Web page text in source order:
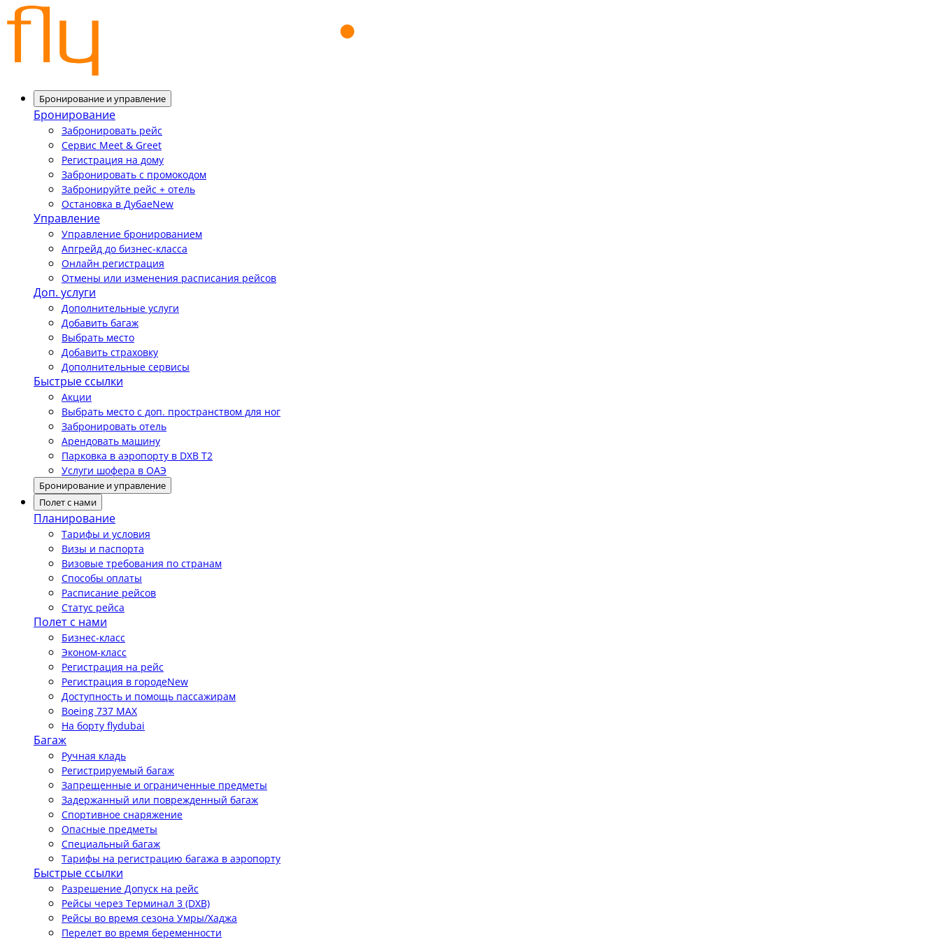
Бронирование и управление
Бронирование
Забронировать рейс
Сервис Meet & Greet
Регистрация на дому
Забронировать с промокодом
Забронируйте рейс + отель
Остановка в ДубаеNew
Управление
Управление бронированием
Апгрейд до бизнес-класса
Онлайн регистрация
Отмены или изменения расписания рейсов
Доп. услуги
Дополнительные услуги
Добавить багаж
Выбрать место
Добавить страховку
Дополнительные сервисы
Быстрые ссылки
Акции
Выбрать место с доп. пространством для ног
Забронировать отель
Арендовать машину
Парковка в аэропорту в DXB T2
Услуги шофера в ОАЭ
Бронирование и управление
Полет с нами
Планирование
Тарифы и условия
Визы и паспорта
Визовые требования по странам
Способы оплаты
Расписание рейсов
Статус рейса
Полет с нами
Бизнес-класс
Эконом-класс
Регистрация на рейс
Регистрация в городеNew
Доступность и помощь пассажирам
Boeing 737 MAX
На борту flydubai
Багаж
Ручная кладь
Регистрируемый багаж
Запрещенные и ограниченные предметы
Задержанный или поврежденный багаж
Спортивное снаряжение
Опасные предметы
Специальный багаж
Тарифы на регистрацию багажа в аэропорту
Быстрые ссылки
Разрешение Допуск на рейс
Рейсы через Терминал 3 (DXB)
Рейсы во время сезона Умры/Хаджа
Перелет во время беременности